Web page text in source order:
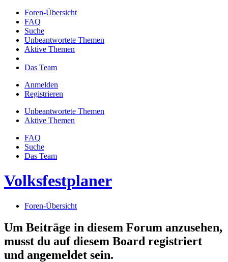
Foren-Übersicht
FAQ
Suche
Unbeantwortete Themen
Aktive Themen
Das Team
Anmelden
Registrieren
Unbeantwortete Themen
Aktive Themen
FAQ
Suche
Das Team
Volksfestplaner
Foren-Übersicht
Um Beiträge in diesem Forum anzusehen,
musst du auf diesem Board registriert
und angemeldet sein.